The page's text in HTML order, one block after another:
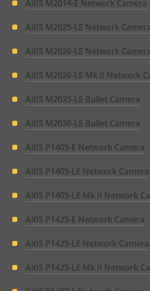
AXIS M2014-E Network Camera
AXIS M2025-LE Network
AXIS M2026-LE Network
AXIS M2026-LE Mk II Network
AXIS M2035-LE Bullet Camera
AXIS M2036-LE Bullet Camera
AXIS P1405-E Network Camera
AXIS P1405-LE Network Camera
AXIS P1405-LE Mk II Network
AXIS P1425-E Network Camera
AXIS P1425-LE Network Camera
AXIS P1425-LE Mk II Network